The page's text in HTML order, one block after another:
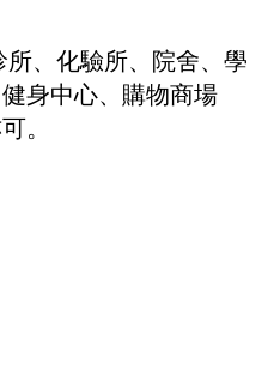
、化驗所、院舍、學
身中心、購物商場
。